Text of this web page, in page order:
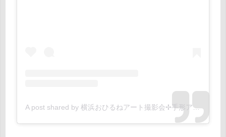
A post shared by 横浜おひるねアート撮影会✢手形アート 水野さゆ (@ohiruneart.hugmum)